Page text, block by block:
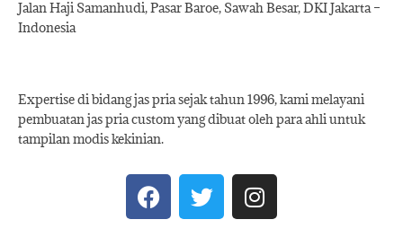
Jalan Haji Samanhudi, Pasar Baroe, Sawah Besar, DKI Jakarta –
Indonesia
Expertise di bidang jas pria sejak tahun 1996, kami melayani
pembuatan jas pria custom yang dibuat oleh para ahli untuk
tampilan modis kekinian.